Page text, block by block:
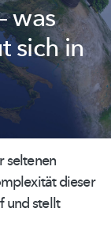
was
sich in
seltenen
dieser
und stellt